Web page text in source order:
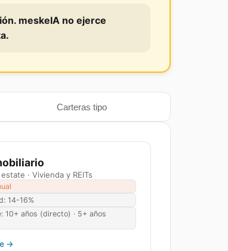
meskeIA no ejerce
Carteras tipo
estate · Vivienda y REITs
14-16%
10+ años (directo) · 5+ años
→